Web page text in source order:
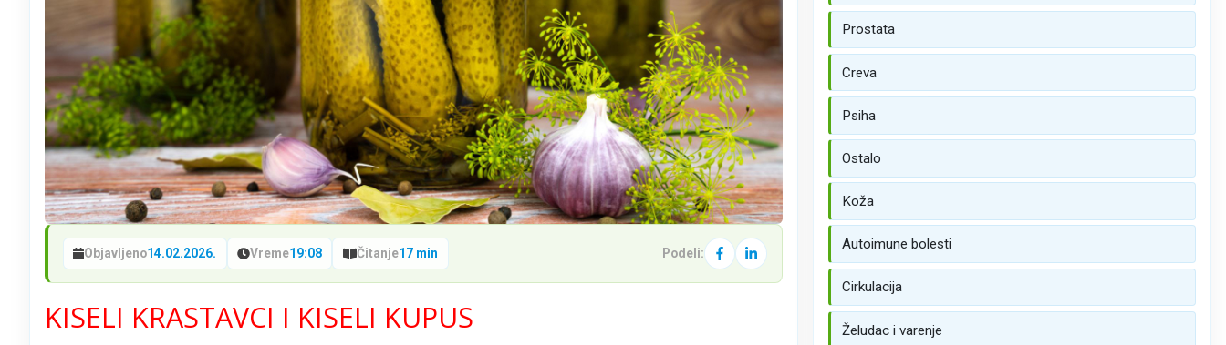
Objavljeno14.02.2026. Vreme19:08 Čitanje17 min Podeli:
KISELI KRASTAVCI I KISELI KUPUS
Prostata
Creva
Psiha
Ostalo
Koža
Autoimune bolesti
Cirkulacija
Želudac i varenje